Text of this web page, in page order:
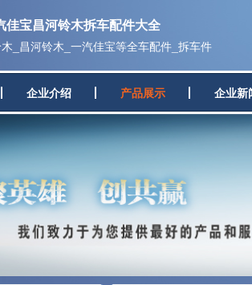
佳宝昌河铃木拆车配件大全
_昌河铃木_一汽佳宝等全车配件_拆车件
企业介绍 产品展示 企业新